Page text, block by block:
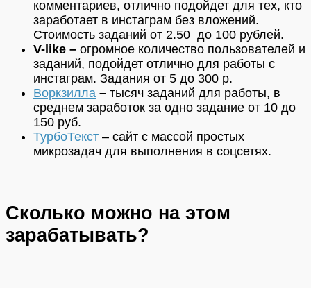
комментариев, отлично подойдет для тех, кто
заработает в инстаграм без вложений.
Стоимость заданий от 2.50 до 100 рублей.
V-like – огромное количество пользователей и
заданий, подойдет отлично для работы с
инстаграм. Задания от 5 до 300 р.
Воркзилла – тысяч заданий для работы, в
среднем заработок за одно задание от 10 до
150 руб.
ТурбоТекст – сайт с массой простых
микрозадач для выполнения в соцсетях.
Сколько можно на этом
зарабатывать?